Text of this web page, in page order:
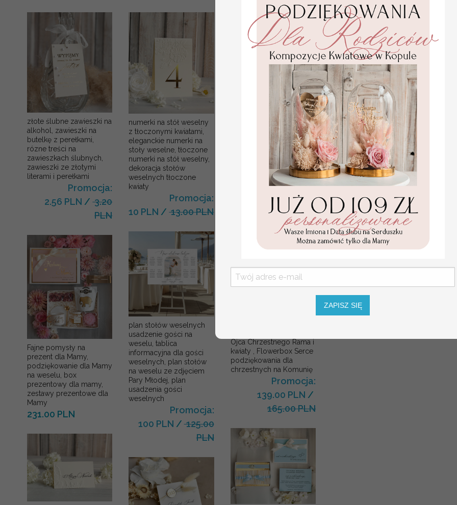
złote ślubne zawieszki na
alkohol, zawieszki na
butelkę z perełkami,
rózne treści na
zawieszkach ślubnych,
zawieszki ze złotymi
literami i perełkami
Promocja:
2.56 PLN /3.20
PLN
Fajne pomysły na
prezent dla Mamy,
podziękowanie dla Mamy
na weselu, box
prezentowy dla mamy,
zestawy prezentowe dla
Mamy
231.00 PLN
numerki na stół weselny
z tłoczonymi kwiatami,
eleganckie numerki na
stoły weselne, tłoczone
numerki na stół weselny,
dekoracja stołów
weselnych tłoczone
kwiaty
Promocja:
10 PLN /13.00 PLN
plan stołów weselnych
usadzenie gości na
weselu, tablica
informacyjna dla gości
weselnych, plan stołów
na weselu ze zdjęciem
Pary Młodej, plan
usadzenia gości
weselnych
Promocja:
100 PLN /125.00
PLN
Statuetka pamiątka
Pierwszej Komunii w
personalizowana
Pamiątka Komunijna
opakowanie na pieniądze
Promocja:
85.00 PLN/105.00
PLN
Ojca Chrzestnego Rama i
kwiaty , Flowerbox Serce
podziękowania dla
chrzestnych na Komunię
Promocja:
139.00 PLN /
165.00 PLN
Proste delikatne
Wymiar winietki: około 9cm
W cenie:
winietka z nadrukiem
Minimalna ilość: 20 sztuk
Lista gości: proszę ją dołączyć w
USŁUGA EKSPRESSOWA:
Dopłata 40% do wartości
od zaksięgowania wpłaty +
KOLOR OKŁADKI
OPCJE WINIETKI
SZNUREK
ZAPISZ SIĘ